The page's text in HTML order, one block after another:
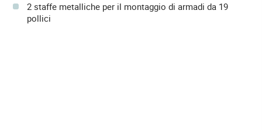
2 staffe metalliche per il montaggio di armadi da 19
pollici